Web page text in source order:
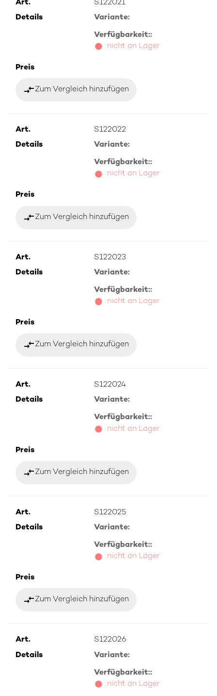
Art.
S122021
Details
Variante:
Verfügbarkeit::
nicht an Lager
Preis
compare_arrowsZum Vergleich hinzufügen
Art.
S122022
Details
Variante:
Verfügbarkeit::
nicht an Lager
Preis
compare_arrowsZum Vergleich hinzufügen
Art.
S122023
Details
Variante:
Verfügbarkeit::
nicht an Lager
Preis
compare_arrowsZum Vergleich hinzufügen
Art.
S122024
Details
Variante:
Verfügbarkeit::
nicht an Lager
Preis
compare_arrowsZum Vergleich hinzufügen
Art.
S122025
Details
Variante:
Verfügbarkeit::
nicht an Lager
Preis
compare_arrowsZum Vergleich hinzufügen
Art.
S122026
Details
Variante:
Verfügbarkeit::
nicht an Lager